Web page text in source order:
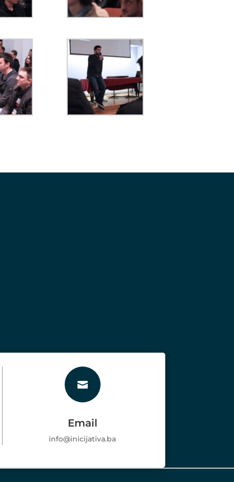

Email
info@inicijativa.ba